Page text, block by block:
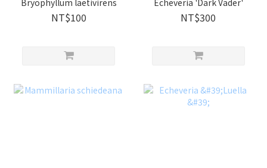
NT$100 NT$300